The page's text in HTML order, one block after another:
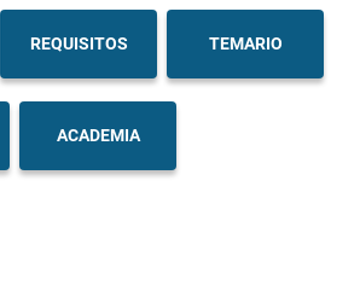
REQUISITOS TEMARIO
ACADEMIA